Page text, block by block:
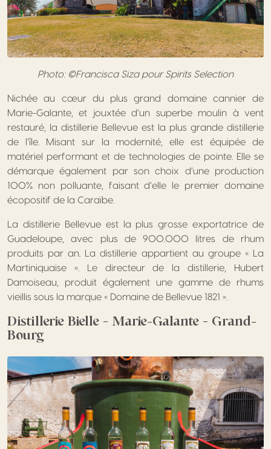
Photo: ©Francisca Siza pour Spirits Selection
Nichée au cœur du plus grand domaine cannier de
Marie-Galante, et jouxtée d’un superbe moulin à vent
restauré, la distillerie Bellevue est la plus grande distillerie
de l’île. Misant sur la modernité, elle est équipée de
matériel performant et de technologies de pointe. Elle se
démarque également par son choix d’une production
100% non polluante, faisant d’elle le premier domaine
écopositif de la Caraïbe.
La distillerie Bellevue est la plus grosse exportatrice de
Guadeloupe, avec plus de 900.000 litres de rhum
produits par an. La distillerie appartient au groupe « La
Martiniquaise ». Le directeur de la distillerie, Hubert
Damoiseau, produit également une gamme de rhums
vieillis sous la marque « Domaine de Bellevue 1821 ».
Distillerie Bielle – Marie-Galante – Grand-
Bourg